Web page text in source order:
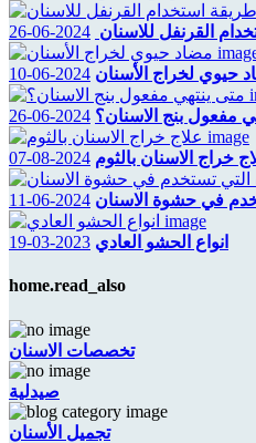
القرنفل للاسنان 2024-06-26
حيوي لخراج الأسنان 2024-06-10
مفعول بنج الاسنان؟ 2024-06-26
خراج الاسنان بالثوم 2024-08-07
في حشوة الاسنان 2024-06-11
انواع الحشو العادي 2023-03-19
home.read_also
تخصصات الاسنان
صيدلية
تجميل الأسنان